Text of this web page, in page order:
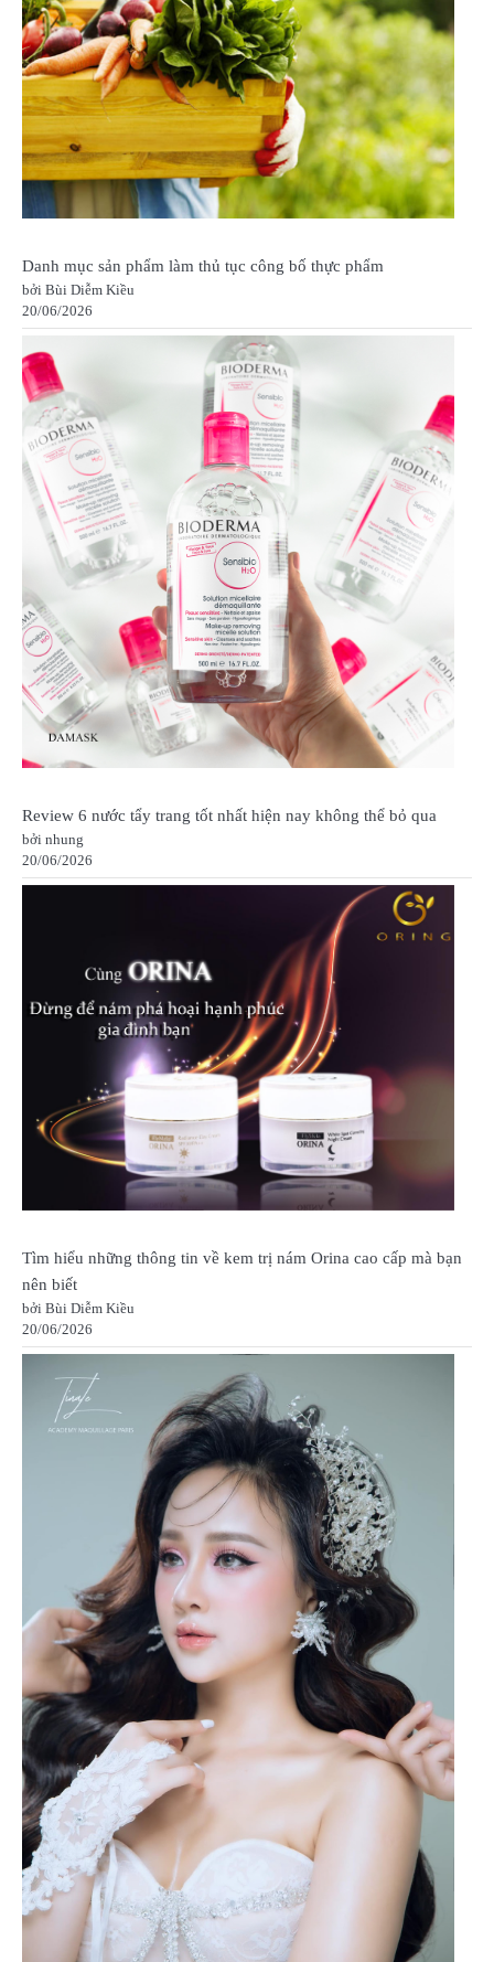
Danh mục sản phẩm làm thủ tục công bố thực phẩm
bởi Bùi Diễm Kiều
20/06/2026
Review 6 nước tẩy trang tốt nhất hiện nay không thể bỏ qua
bởi nhung
20/06/2026
Tìm hiểu những thông tin về kem trị nám Orina cao cấp mà bạn
nên biết
bởi Bùi Diễm Kiều
20/06/2026